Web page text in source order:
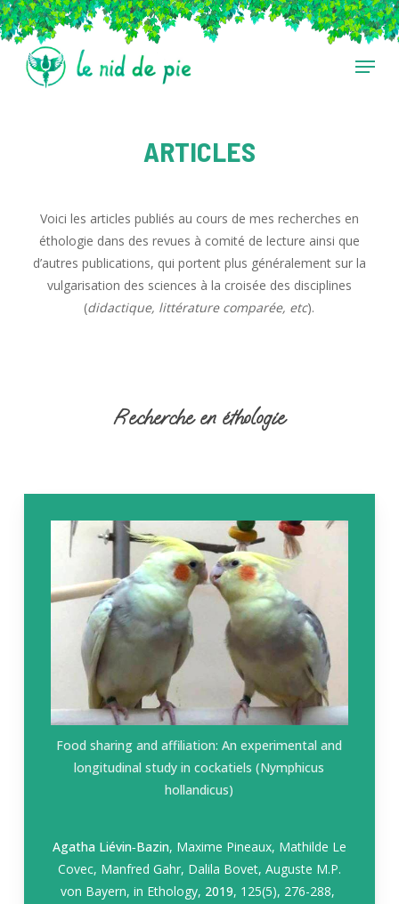
Skip
to
content
Menu
ARTICLES
Voici les articles publiés au cours de mes recherches en
éthologie dans des revues à comité de lecture ainsi que
d’autres publications, qui portent plus généralement sur la
vulgarisation des sciences à la croisée des disciplines
(didactique, littérature comparée, etc).
Recherche en éthologie
Food sharing and affiliation: An experimental and
longitudinal study in cockatiels (Nymphicus
hollandicus)
Agatha Liévin‐Bazin, Maxime Pineaux, Mathilde Le
Covec, Manfred Gahr, Dalila Bovet, Auguste M.P.
von Bayern, in Ethology, 2019, 125(5), 276-288,